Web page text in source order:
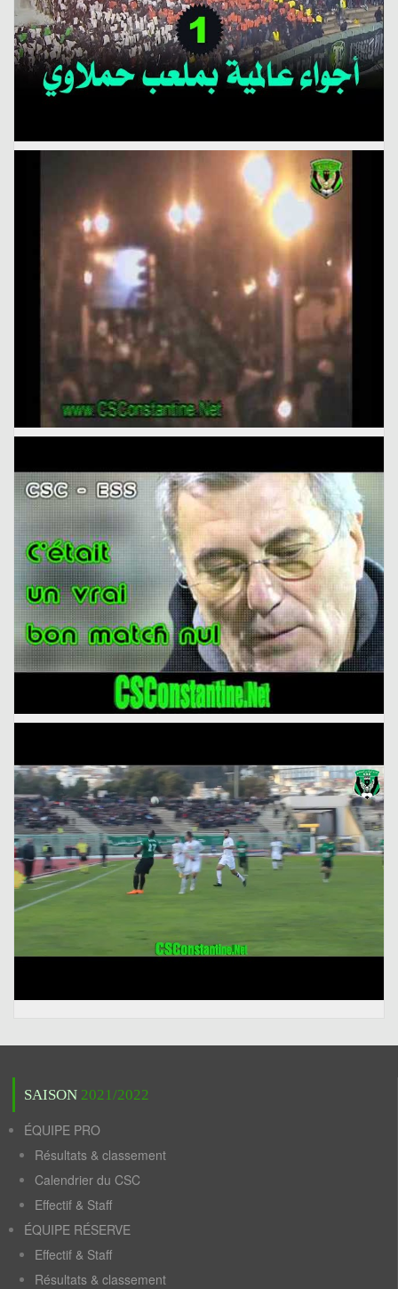
SAISON 2021/2022
ÉQUIPE PRO
Résultats & classement
Calendrier du CSC
Effectif & Staff
ÉQUIPE RÉSERVE
Effectif & Staff
Résultats & classement